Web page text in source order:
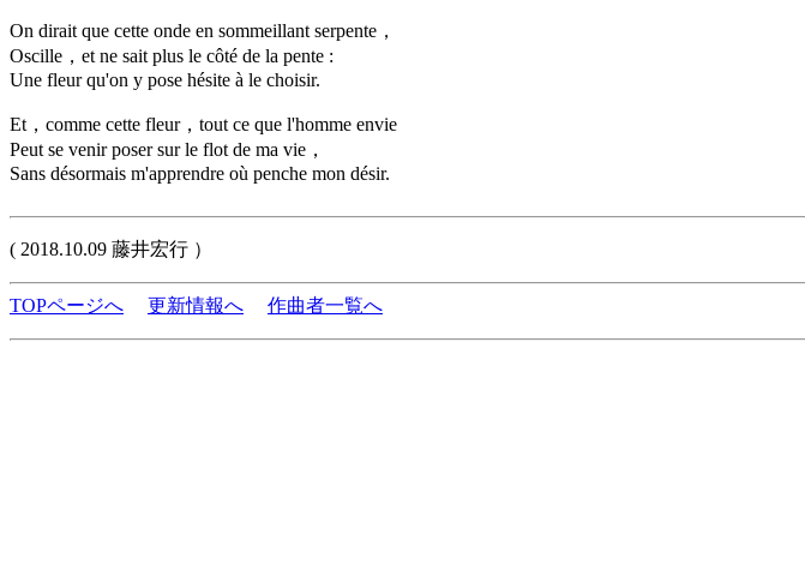
On dirait que cette onde en sommeillant serpente，
Oscille，et ne sait plus le côté de la pente :
Une fleur qu'on y pose hésite à le choisir.
Et，comme cette fleur，tout ce que l'homme envie
Peut se venir poser sur le flot de ma vie，
Sans désormais m'apprendre où penche mon désir.
( 2018.10.09 藤井宏行 ）
TOPページへ 更新情報へ 作曲者一覧へ